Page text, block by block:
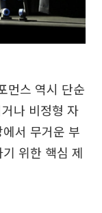
먼스 역시 단순
나 비정형 자
서 무거운 부
위한 핵심 제